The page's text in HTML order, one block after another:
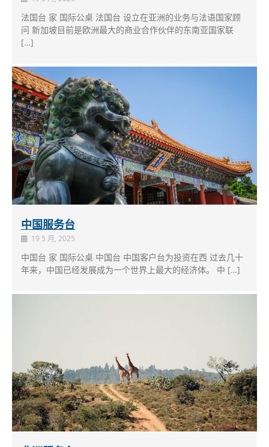
法国台 家 国际公桌 法国台 设立在亚洲的业务与法语国家顾
问 新加坡目前是欧洲最大的商业合作伙伴的东南亚国家联
[…]
中国服务台
19 5 月, 2025
中国台 家 国际公桌 中国台 中国客户台为投资在西 过去几十
年来，中国已经发展成为一个世界上最大的经济体。 中 […]